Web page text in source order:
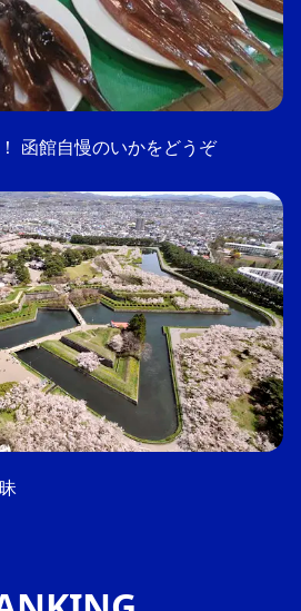
函館自慢のいかをどうぞ